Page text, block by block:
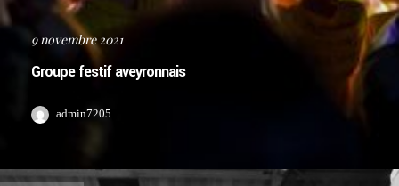
9 novembre 2021
Groupe festif aveyronnais
admin7205